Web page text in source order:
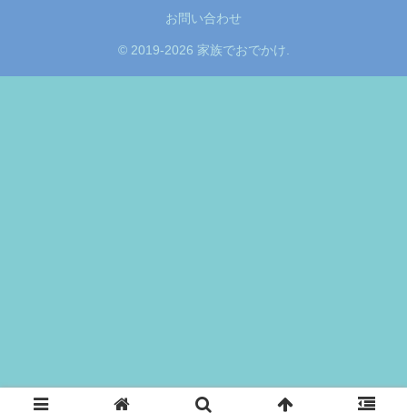
お問い合わせ
© 2019-2026 家族でおでかけ.